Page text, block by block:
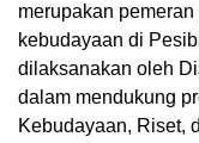
merupakan
kebudayaan di
dilaksanakan oleh
dalam mendukung
Kebudayaan, Riset,